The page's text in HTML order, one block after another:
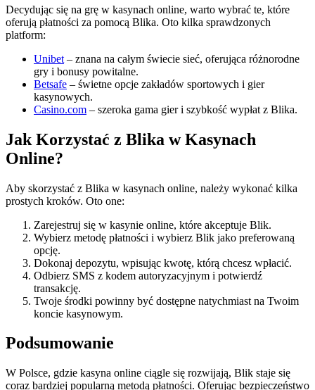
Decydując się na grę w kasynach online, warto wybrać te, które
oferują płatności za pomocą Blika. Oto kilka sprawdzonych
platform:
Unibet – znana na całym świecie sieć, oferująca różnorodne
gry i bonusy powitalne.
Betsafe – świetne opcje zakładów sportowych i gier
kasynowych.
Casino.com – szeroka gama gier i szybkość wypłat z Blika.
Jak Korzystać z Blika w Kasynach
Online?
Aby skorzystać z Blika w kasynach online, należy wykonać kilka
prostych kroków. Oto one:
Zarejestruj się w kasynie online, które akceptuje Blik.
Wybierz metodę płatności i wybierz Blik jako preferowaną
opcję.
Dokonaj depozytu, wpisując kwotę, którą chcesz wpłacić.
Odbierz SMS z kodem autoryzacyjnym i potwierdź
transakcję.
Twoje środki powinny być dostępne natychmiast na Twoim
koncie kasynowym.
Podsumowanie
W Polsce, gdzie kasyna online ciągle się rozwijają, Blik staje się
coraz bardziej popularną metodą płatności. Oferując bezpieczeństwo